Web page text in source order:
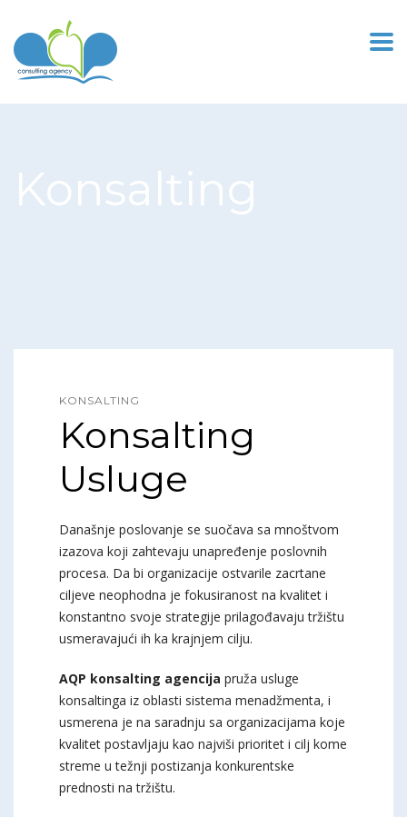
Konsalting
KONSALTING
Konsalting
Usluge
Današnje poslovanje se suočava sa mnoštvom
izazova koji zahtevaju unapređenje poslovnih
procesa. Da bi organizacije ostvarile zacrtane
ciljeve neophodna je fokusiranost na kvalitet i
konstantno svoje strategije prilagođavaju tržištu
usmeravajući ih ka krajnjem cilju.
AQP konsalting agencija pruža usluge
konsaltinga iz oblasti sistema menadžmenta, i
usmerena je na saradnju sa organizacijama koje
kvalitet postavljaju kao najviši prioritet i cilj kome
streme u težnji postizanja konkurentske
prednosti na tržištu.